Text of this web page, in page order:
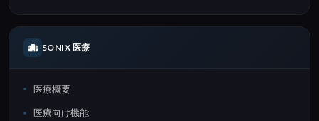
SONIX 医療
医療概要
医療向け機能